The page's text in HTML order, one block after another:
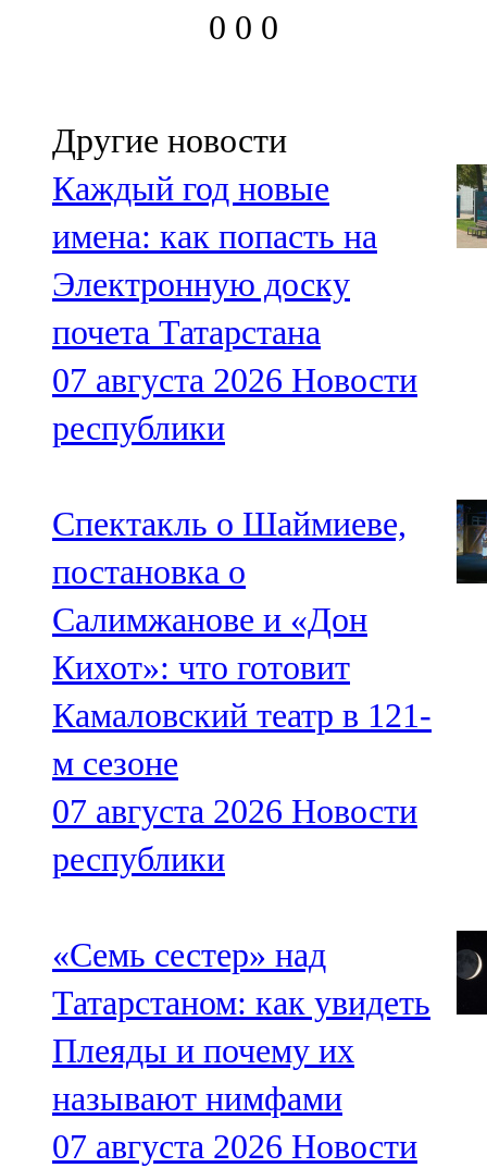
0 0 0
Другие новости
Каждый год новые
имена: как попасть на
Электронную доску
почета Татарстана
07 августа 2026 Новости
республики
Спектакль о Шаймиеве,
постановка о
Салимжанове и «Дон
Кихот»: что готовит
Камаловский театр в 121-
м сезоне
07 августа 2026 Новости
республики
«Семь сестер» над
Татарстаном: как увидеть
Плеяды и почему их
называют нимфами
07 августа 2026 Новости